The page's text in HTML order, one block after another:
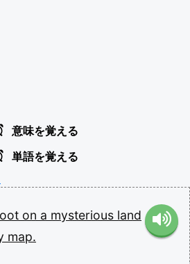
意味を覚える
単語を覚える
on a mysterious land
map.